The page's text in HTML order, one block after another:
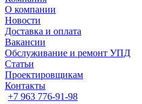
О компании
Новости
Доставка и оплата
Вакансии
Обслуживание и ремонт УПД
Статьи
Проектировщикам
Контакты
+7 963 776-91-98